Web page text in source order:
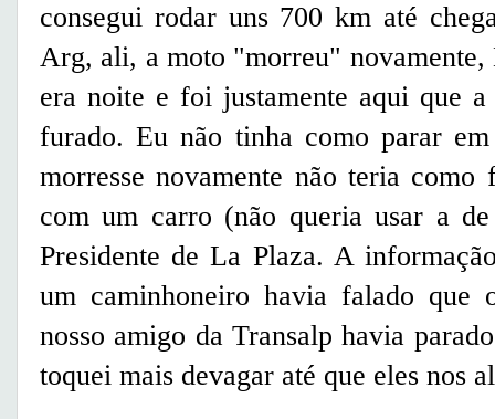
consegui rodar uns 700 km até
Arg, ali, a moto "morreu"
era noite e foi justamente aqui que
furado. Eu não tinha como parar
morresse novamente não teria como
com um carro (não queria usar a
Presidente de La Plaza. A
um caminhoneiro havia falado que
nosso amigo da Transalp havia
toquei mais devagar até que eles nos